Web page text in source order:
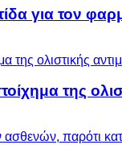
για τον
της